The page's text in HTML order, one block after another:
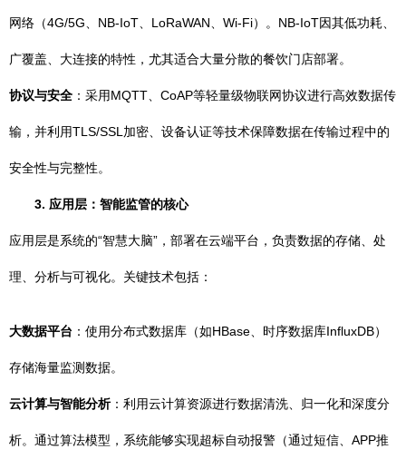
网络（4G/5G、NB-IoT、LoRaWAN、Wi-Fi）。NB-IoT因其低功耗、
广覆盖、大连接的特性，尤其适合大量分散的餐饮门店部署。
协议与安全 ：采用MQTT、CoAP等轻量级物联网协议进行高效数据传
输，并利用TLS/SSL加密、设备认证等技术保障数据在传输过程中的
安全性与完整性。
3. 应用层：智能监管的核心
应用层是系统的“智慧大脑”，部署在云端平台，负责数据的存储、处
理、分析与可视化。关键技术包括：
大数据平台 ：使用分布式数据库（如HBase、时序数据库InfluxDB）
存储海量监测数据。
云计算与智能分析：利用云计算资源进行数据清洗、归一化和深度分
析。通过算法模型，系统能够实现超标自动报警（通过短信、APP推